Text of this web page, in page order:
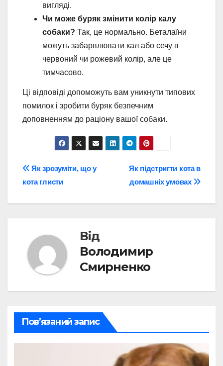
вигляді.
Чи може буряк змінити колір калу
собаки? Так, це нормально. Беталаїни
можуть забарвлювати кал або сечу в
червоний чи рожевий колір, але це
тимчасово.
Ці відповіді допоможуть вам уникнути типових
помилок і зробити буряк безпечним
доповненням до раціону вашої собаки.
Навігація
Як підстригти кота в
домашніх умовах
Як зрозуміти, що у
кота глисти
Від
Володимир
Смирненко
Пов’язаний запис